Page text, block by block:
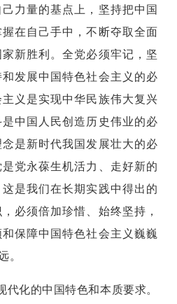
力量的基点上，坚持把中国
在自己手中，不断夺取全面
新胜利。全党必须牢记，坚
发展中国特色社会主义的必
义是实现中华民族伟大复兴
中国人民创造历史伟业的必
是新时代我国发展壮大的必
党永葆生机活力、走好新的
是我们在长期实践中得出的
必须倍加珍惜、始终坚持，
保障中国特色社会主义巍巍
。
化的中国特色和本质要求。